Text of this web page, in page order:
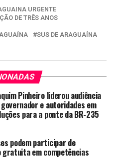
URGENTE
DE TRÊS ANOS
SUS DE ARAGUAÍNA
Pinheiro liderou audiência
e autoridades em
para a ponte da BR-235
podem participar de
gratuita em competências